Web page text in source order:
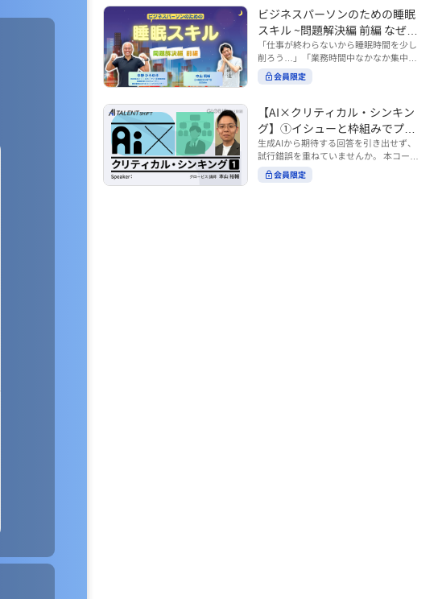
ジメント編（第4回〜7回）：AI時代のリ
ーダーシップや組織変革を中心に学ぶコ
ース ・機能別戦略編（第8回〜12回）：
AI時代における機能別での戦略のあり方
を中心に学ぶコース より実践的なAIツー
ルの活用法について学びたい方は『AI W
earch?tag=AI%E3%83%AF%E3%83%B
C%E3%82%AF%E3%82%B7%E3%83%
95%E3%83%88 ※本コースは、AIのマネ
ジメント活用を学ぶ「AIビジネスシフ
ト」シリーズの一環として提供していま
す。 ※本動画は、制作時点の情報に基づ
6月制作）
を客観的に評価し、改善できるAI活用法
も紹介。大事な場面で「心を動かす」プ
レゼンをしたい方におすすめです。関連
コース「プレゼンテーションスキル」も
併せてご覧ください。 ▼プレゼン動画分
析プロンプト（辛口） https://hodai.glo
bis.co.jp/learning_documents/6f976cd
ル https://unlimited.globis.co.jp/ja/co
urses/598f3254/ ※本コースは、AI時代
のビジネススキルを学ぶ「AIタレントシ
フト」シリーズの一環として提供してい
ます。 https://unlimited.globis.co.jp/j
a/tags/AI%E3%82%BF%E3%83%AC%E
ビジネスパーソンのための睡眠
スキル ~問題解決編 前編 なぜ眠
れないのか？~
「仕事が終わらないから睡眠時間を少し
削ろう…」「業務時間中なかなか集中で
きない…」「毎日朝起きるのがつら
い…」。 あなたはこのような経験をした
トの時間をやりくりするために、真っ先
に削りがちなのが「睡眠」時間。 実は
今、日本社会は世界と比較して「最も眠
らない国」だということもわかってきて
います。 慢性的な睡眠不足は、心身の健
康に悪影響なだけでなく、仕事のパフォ
ーマンスにも当然大きな影響を与え、社
会員限定
【AI×クリティカル・シンキン
グ】①イシューと枠組みでプロ
ンプトを磨く
生成AIから期待する回答を引き出せず、
試行錯誤を重ねていませんか。 本コース
では、生成AI活用の質を高める鍵とし
て、クリティカル・シンキングの視点か
会員限定